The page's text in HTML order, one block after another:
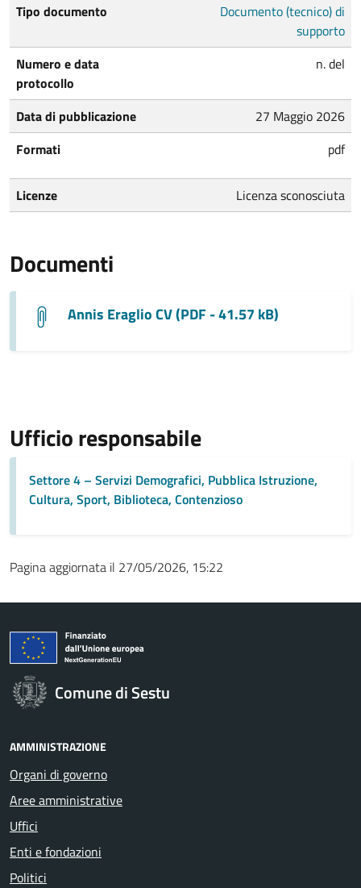
Tipo documento
Documento (tecnico) di
supporto
Numero e data
protocollo
n. del
Data di pubblicazione
27 Maggio 2026
Formati
pdf
Licenze Licenza sconosciuta
Documenti
Annis Eraglio CV (PDF - 41.57 kB)
Ufficio responsabile
Settore 4 – Servizi Demografici, Pubblica Istruzione,
Cultura, Sport, Biblioteca, Contenzioso
Pagina aggiornata il 27/05/2026, 15:22
Comune di Sestu
AMMINISTRAZIONE
Organi di governo
Aree amministrative
Uffici
Enti e fondazioni
Politici